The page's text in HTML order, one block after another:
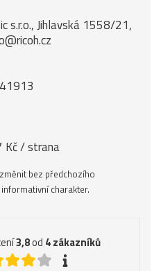
s.r.o., Jihlavská 1558/21,
Kč / strana
bez předchozího
charakter.
3,8od 4zákazníků